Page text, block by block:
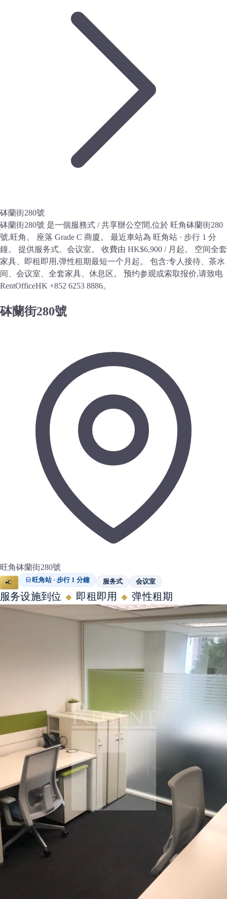
砵蘭街280號
砵蘭街280號 是一個服務式 / 共享辦公空間,位於 旺角砵蘭街280
號,旺角。 座落 Grade C 商廈。 最近車站為 旺角站 · 步行 1 分
鐘。 提供服务式、会议室。 收費由 HK$6,900 / 月起。 空间全套
家具、即租即用,弹性租期最短一个月起。 包含:专人接待、茶水
间、会议室、全套家具、休息区。 预约参观或索取报价,请致电
RentOfficeHK +852 6253 8886。
砵蘭街280號
旺角砵蘭街280號
C 旺角站 · 步行 1 分鐘 服务式 会议室
服务设施到位 ◆ 即租即用 ◆ 弹性租期